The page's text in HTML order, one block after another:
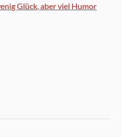
Glück, aber viel Humor